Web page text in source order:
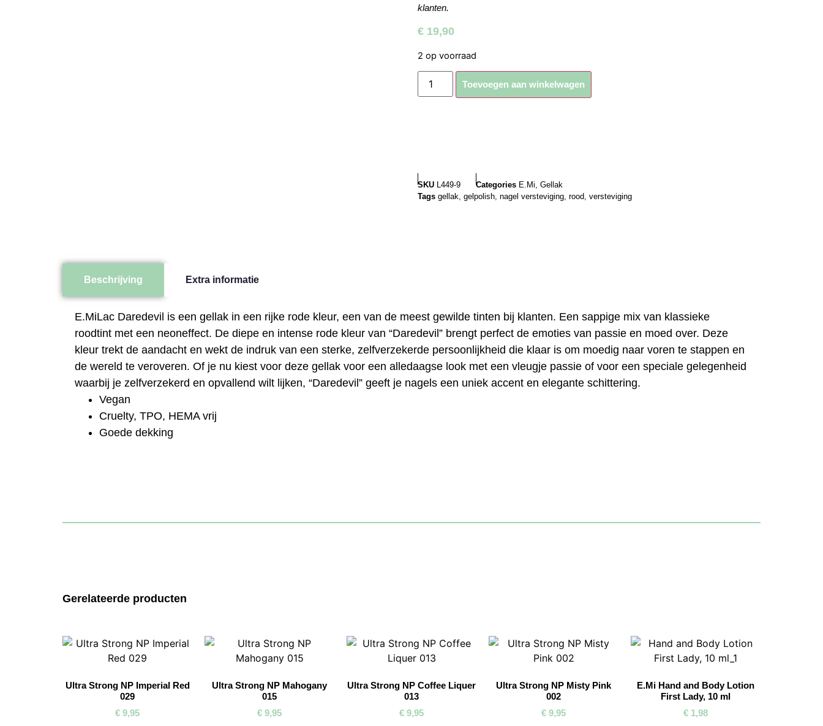
klanten.
€ 19,90
2 op voorraad
Toevoegen aan winkelwagen
SKU L449-9 Categories E.Mi, Gellak
Tags gellak, gelpolish, nagel versteviging, rood, versteviging
Beschrijving Extra informatie
E.MiLac Daredevil is een gellak in een rijke rode kleur, een van de meest gewilde tinten bij klanten. Een sappige mix van klassieke
roodtint met een neoneffect. De diepe en intense rode kleur van “Daredevil” brengt perfect de emoties van passie en moed over. Deze
kleur trekt de aandacht en wekt de indruk van een sterke, zelfverzekerde persoonlijkheid die klaar is om moedig naar voren te stappen en
de wereld te veroveren. Of je nu kiest voor deze gellak voor een alledaagse look met een vleugje passie of voor een speciale gelegenheid
waarbij je zelfverzekerd en opvallend wilt lijken, “Daredevil” geeft je nagels een uniek accent en elegante schittering.
Vegan
Cruelty, TPO, HEMA vrij
Goede dekking
Gerelateerde producten
Ultra Strong NP Imperial Red
029
€ 9,95
Ultra Strong NP Mahogany
015
€ 9,95
Ultra Strong NP Coffee Liquer
013
€ 9,95
Ultra Strong NP Misty Pink
002
€ 9,95
E.Mi Hand and Body Lotion
First Lady, 10 ml
€ 1,98